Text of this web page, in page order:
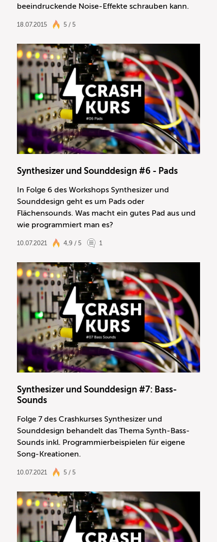
beeindruckende Noise-Effekte schrauben kann.
18.07.2015 5 / 5
Synthesizer und Sounddesign #6 - Pads
In Folge 6 des Workshops Synthesizer und
Sounddesign geht es um Pads oder
Flächensounds. Was macht ein gutes Pad aus und
wie programmiert man es?
10.07.2021 4,9 / 5 1
Synthesizer und Sounddesign #7: Bass-
Sounds
Folge 7 des Crashkurses Synthesizer und
Sounddesign behandelt das Thema Synth-Bass-
Sounds inkl. Programmierbeispielen für eigene
Song-Kreationen.
10.07.2021 5 / 5